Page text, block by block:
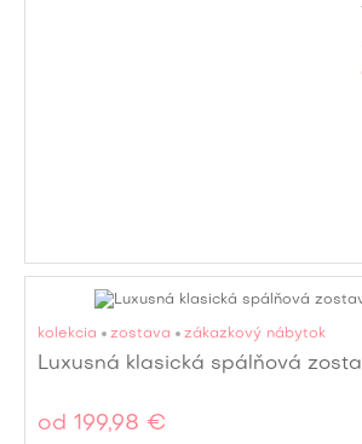
kolekcia zostava zákazkový nábytok
Luxusná klasická spálňová
od 199,98 €